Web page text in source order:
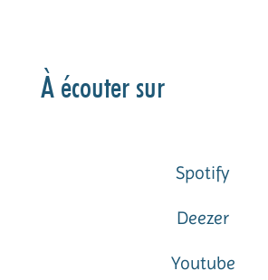
À écouter sur
Spotify
Deezer
Youtube